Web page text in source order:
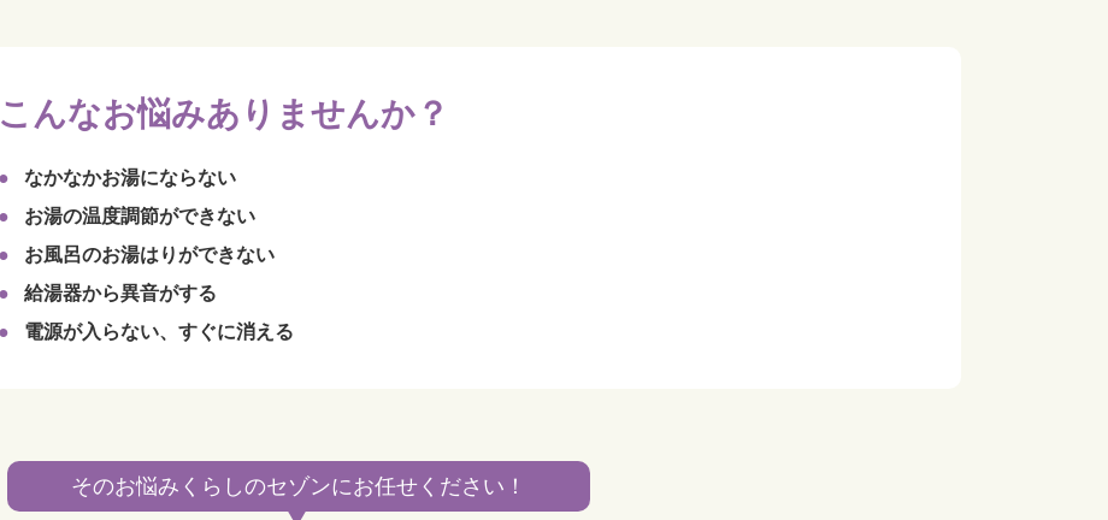
こんなお悩みありませんか？
なかなかお湯にならない
お湯の温度調節ができない
お風呂のお湯はりができない
給湯器から異音がする
電源が入らない、すぐに消える
そのお悩みくらしのセゾンにお任せください！